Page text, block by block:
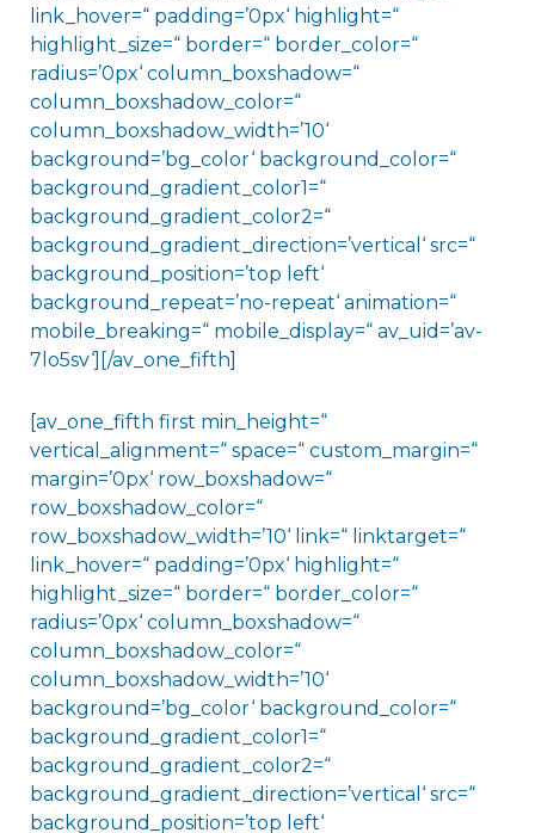
link_hover=“ padding=’0px‘ highlight=“
highlight_size=“ border=“ border_color=“
radius=’0px‘ column_boxshadow=“
column_boxshadow_color=“
column_boxshadow_width=’10‘
background=’bg_color‘ background_color=“
background_gradient_color1=“
background_gradient_color2=“
background_gradient_direction=’vertical‘ src=“
background_position=’top left‘
background_repeat=’no-repeat‘ animation=“
mobile_breaking=“ mobile_display=“ av_uid=’av-
7lo5sv‘][/av_one_fifth]
[av_one_fifth first min_height=“
vertical_alignment=“ space=“ custom_margin=“
margin=’0px‘ row_boxshadow=“
row_boxshadow_color=“
row_boxshadow_width=’10‘ link=“ linktarget=“
link_hover=“ padding=’0px‘ highlight=“
highlight_size=“ border=“ border_color=“
radius=’0px‘ column_boxshadow=“
column_boxshadow_color=“
column_boxshadow_width=’10‘
background=’bg_color‘ background_color=“
background_gradient_color1=“
background_gradient_color2=“
background_gradient_direction=’vertical‘ src=“
background_position=’top left‘